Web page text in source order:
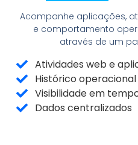
Acompanhe aplicações,
e comportamento
através de um
Atividades web e
Histórico operacional
Visibilidade em
Dados centralizados